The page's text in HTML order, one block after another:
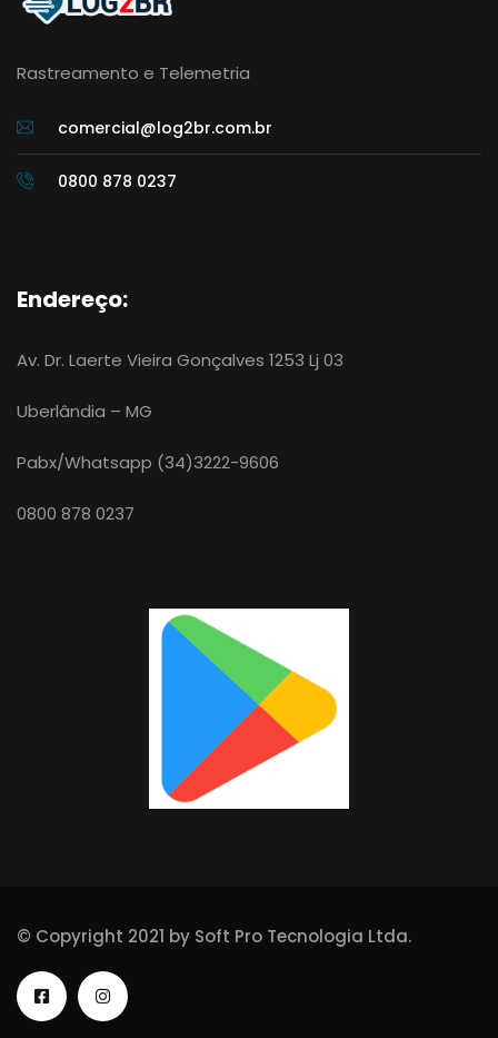
Rastreamento e Telemetria
comercial@log2br.com.br
0800 878 0237
Endereço:
Av. Dr. Laerte Vieira Gonçalves 1253 Lj 03
Uberlândia – MG
Pabx/Whatsapp (34)3222-9606
0800 878 0237
© Copyright 2021 by Soft Pro Tecnologia Ltda.